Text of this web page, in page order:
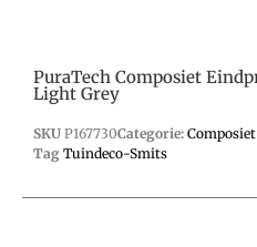
PuraTech Composiet
Light Grey
SKU P167730Categorie:
Tag Tuindeco-Smits